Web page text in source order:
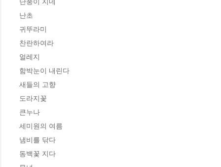
난초
귀뚜라미
찬란하여라
얼레지
함박눈이 내린다
새들의 고향
도라지꽃
큰누나
세미원의 여름
냄비를 닦다
동백꽃 지다